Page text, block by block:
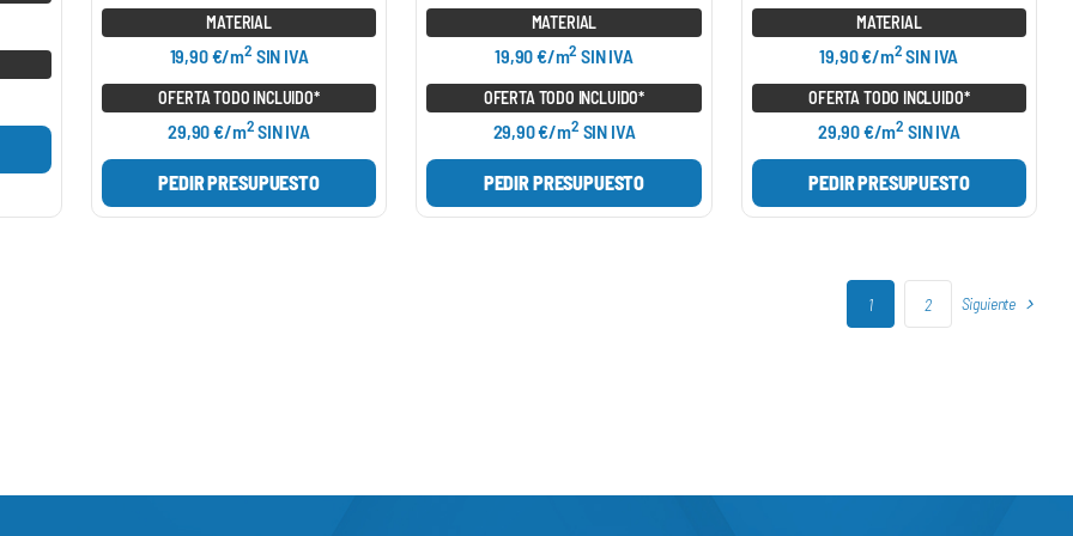
MATERIAL
19,90 €/m2 SIN IVA
OFERTA TODO INCLUIDO*
29,90 €/m2SIN IVA
PEDIR PRESUPUESTO
MATERIAL
19,90 €/m2 SIN IVA
OFERTA TODO INCLUIDO*
29,90 €/m2 SIN IVA
PEDIR PRESUPUESTO
MATERIAL
19,90 €/m2SIN IVA
OFERTA TODO INCLUIDO*
29,90 €/m2 SIN IVA
PEDIR PRESUPUESTO
1 2 Siguiente